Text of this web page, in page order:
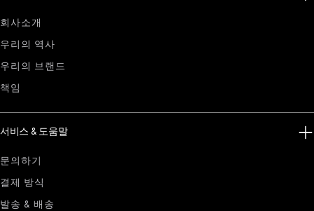
회사소개
우리의 역사
우리의 브랜드
책임
서비스 & 도움말
문의하기
결제 방식
발송 & 배송